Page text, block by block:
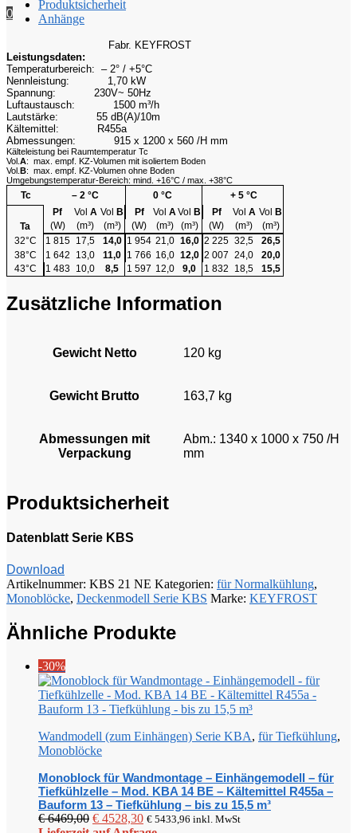
0
Produktsicherheit
Anhänge
Fabr. KEYFROST
Leistungsdaten:
Temperaturbereich: – 2° / +5°C
Nennleistung:
1,70 kW
Spannung:
230V~ 50Hz
Luftaustausch:
1500 m³/h
Lautstärke:
55 dB(A)/10m
Kältemittel:
R455a
Abmessungen:
915 x 1200 x 560 /H mm
Kälteleistung bei Raumtemperatur Tc
Vol.A: max. empf. KZ-Volumen mit isoliertem Boden
Vol. B: max. empf. KZ-Volumen ohne Boden
Umgebungstemperatur-Bereich: mind. +16°C / max. +38°C
Tc – 2 °C 0 °C
+ 5 °C
Pf
Vol A Vol B Pf Vol AVol B Pf Vol A Vol B
Ta
(W) (m³) (m³) (W) (m³) (m³) (W) (m³)
(m³)
32°C
1 815 17,5 14,0 1 954 21,0 16,0 2 225 32,5
26,5
38°C
1 642 13,0 11,0 1 766 16,0 12,0 2 007 24,0
20,0
43°C
1 483 10,0 8,5 1 597 12,0 9,0 1 832 18,5 15,5
Zusätzliche Information
Gewicht Netto 120 kg
Gewicht Brutto 163,7 kg
Abmessungen mit
Verpackung
Abm.: 1340 x 1000 x 750 /H
mm
Produktsicherheit
Datenblatt Serie KBS
Download
Artikelnummer: KBS 21 NE Kategorien: für Normalkühlung,
Monoblöcke, Deckenmodell Serie KBS Marke: KEYFROST
Ähnliche Produkte
-30%
Wandmodell (zum Einhängen) Serie KBA, für Tiefkühlung,
Monoblöcke
Monoblock für Wandmontage – Einhängemodell – für
Tiefkühlzelle – Mod. KBA 14 BE – Kältemittel R455a –
Bauform 13 – Tiefkühlung – bis zu 15,5 m³
€6469,00 Ursprünglicher
€ 4528,30Aktueller
€ 5433,96 inkl. MwSt